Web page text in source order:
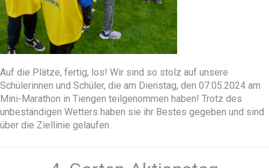
Auf die Plätze, fertig, los! Wir sind so stolz auf unsere
Schülerinnen und Schüler, die am Dienstag, den 07.05.2024 am
Mini-Marathon in Tiengen teilgenommen haben! Trotz des
unbeständigen Wetters haben sie ihr Bestes gegeben und sind
über die Ziellinie gelaufen.